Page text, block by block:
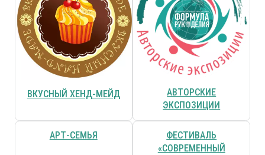
ВКУСНЫЙ ХЕНД-МЕЙД
АВТОРСКИЕ
ЭКСПОЗИЦИИ
АРТ-СЕМЬЯ
ФЕСТИВАЛЬ
«СОВРЕМЕННЫЙ